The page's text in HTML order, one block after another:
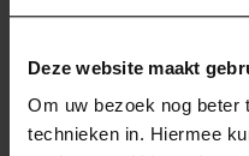
Deze website maakt
Om uw bezoek nog beter
technieken in. Hiermee
26.Gilden en Neringen
Toon details van deze